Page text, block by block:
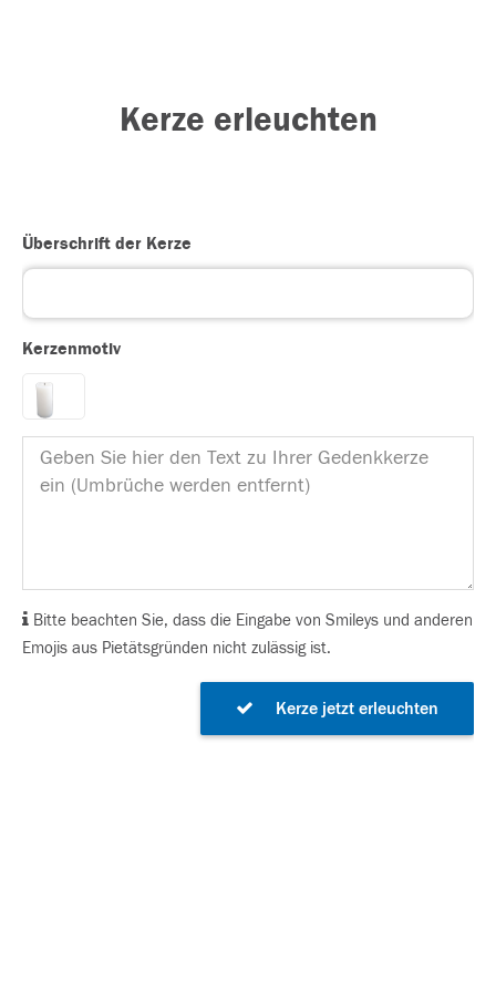
Kerze erleuchten
Überschrift der Kerze
Kerzenmotiv
Bitte beachten Sie, dass die Eingabe von Smileys und anderen
Emojis aus Pietätsgründen nicht zulässig ist.
Kerze jetzt erleuchten